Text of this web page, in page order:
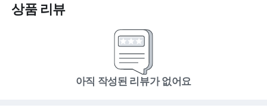
상품 리뷰
아직 작성된 리뷰가 없어요